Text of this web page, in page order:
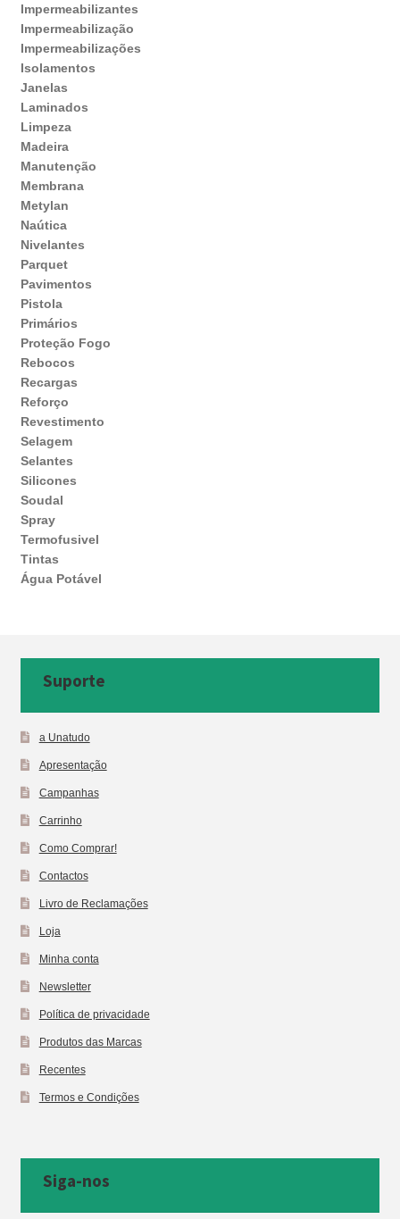
Impermeabilizantes
Impermeabilização
Impermeabilizações
Isolamentos
Janelas
Laminados
Limpeza
Madeira
Manutenção
Membrana
Metylan
Naútica
Nivelantes
Parquet
Pavimentos
Pistola
Primários
Proteção Fogo
Rebocos
Recargas
Reforço
Revestimento
Selagem
Selantes
Silicones
Soudal
Spray
Termofusivel
Tintas
Água Potável
Suporte
a Unatudo
Apresentação
Campanhas
Carrinho
Como Comprar!
Contactos
Livro de Reclamações
Loja
Minha conta
Newsletter
Política de privacidade
Produtos das Marcas
Recentes
Termos e Condições
Siga-nos